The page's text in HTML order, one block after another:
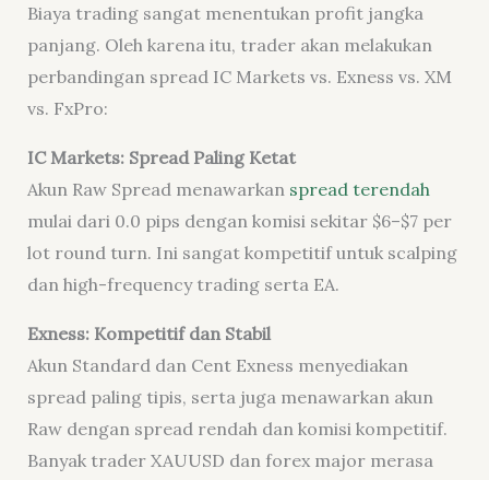
Biaya trading sangat menentukan profit jangka
panjang. Oleh karena itu, trader akan melakukan
perbandingan spread IC Markets vs. Exness vs. XM
vs. FxPro:
IC Markets: Spread Paling Ketat
Akun Raw Spread menawarkan spread terendah
mulai dari 0.0 pips dengan komisi sekitar $6–$7 per
lot round turn. Ini sangat kompetitif untuk scalping
dan high-frequency trading serta EA.
Exness: Kompetitif dan Stabil
Akun Standard dan Cent Exness menyediakan
spread paling tipis, serta juga menawarkan akun
Raw dengan spread rendah dan komisi kompetitif.
Banyak trader XAUUSD dan forex major merasa